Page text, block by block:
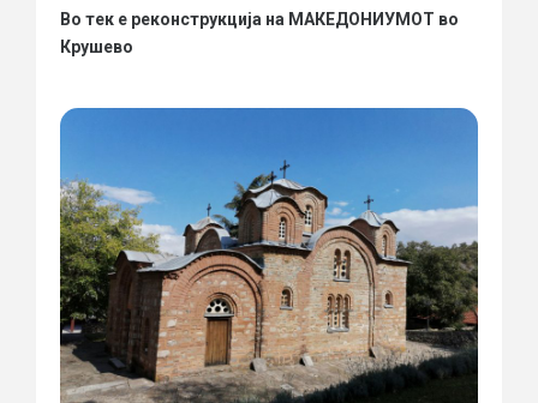
Во тек е реконструкција на МАКЕДОНИУМОТ во
Крушево